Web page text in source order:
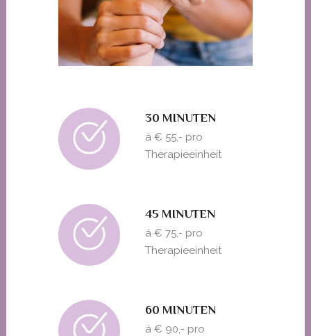
30 MINUTEN
á € 55,- pro
Therapieeinheit
45 MINUTEN
á € 75,- pro
Therapieeinheit
60 MINUTEN
á € 90,- pro